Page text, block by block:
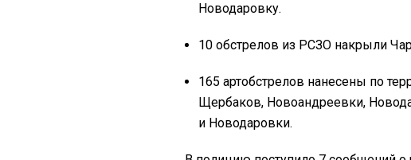
Новодаровку.
10 обстрелов из РСЗО накрыли
165 артобстрелов нанесены по
Щербаков, Новоандреевки,
и Новодаровки.